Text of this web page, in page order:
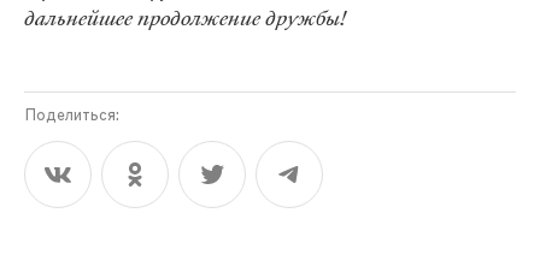
дальнейшее продолжение дружбы!
Поделиться: